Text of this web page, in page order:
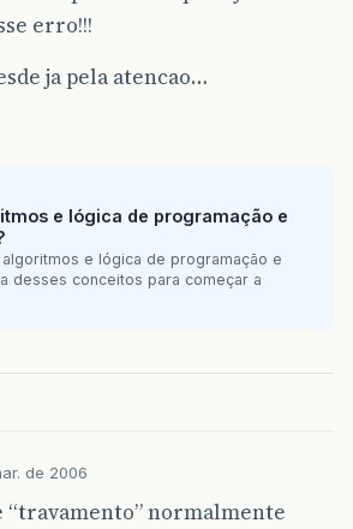
erro!!!
ja pela atencao…
e lógica de programação e
e lógica de programação e
desses conceitos para começar a
de 2006
“travamento” normalmente